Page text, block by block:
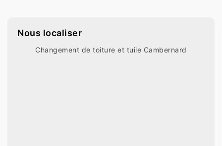
Nous localiser
Changement de toiture et tuile Cambernard